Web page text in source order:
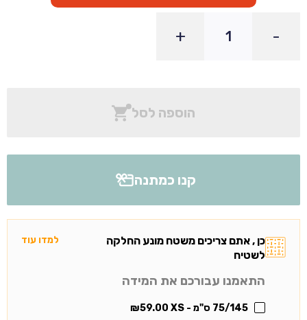
-
+
קנו כמתנה
הוספה לסל
כן , אתם צריכים משטח מונע החלקה
לשטיח
למדו עוד
התאמנו עבורכם את המידה
75/145 ס"מ - XS ₪59.00